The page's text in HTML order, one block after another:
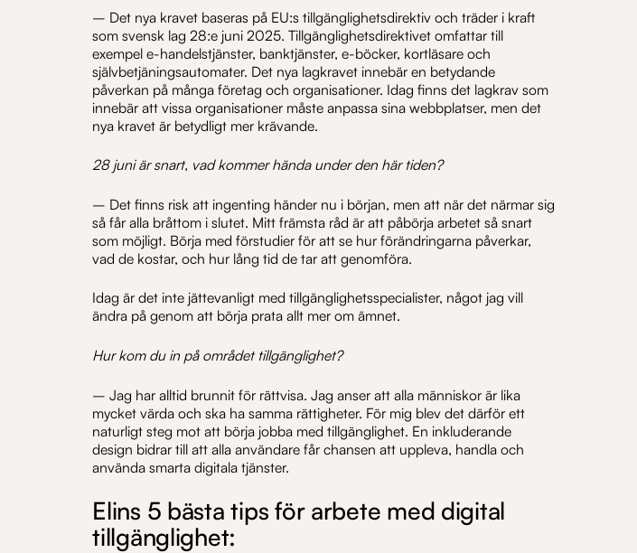
– Det nya kravet baseras på EU:s tillgänglighetsdirektiv och träder i kraft
som svensk lag 28:e juni 2025. Tillgänglighetsdirektivet omfattar till
exempel e-handelstjänster, banktjänster, e-böcker, kortläsare och
självbetjäningsautomater. Det nya lagkravet innebär en betydande
påverkan på många företag och organisationer. Idag finns det lagkrav som
innebär att vissa organisationer måste anpassa sina webbplatser, men det
nya kravet är betydligt mer krävande.
28 juni är snart, vad kommer hända under den här tiden?
– Det finns risk att ingenting händer nu i början, men att när det närmar sig
så får alla bråttom i slutet. Mitt främsta råd är att påbörja arbetet så snart
som möjligt. Börja med förstudier för att se hur förändringarna påverkar,
vad de kostar, och hur lång tid de tar att genomföra.
Idag är det inte jättevanligt med tillgänglighetsspecialister, något jag vill
ändra på genom att börja prata allt mer om ämnet.
Hur kom du in på området tillgänglighet?
– Jag har alltid brunnit för rättvisa. Jag anser att alla människor är lika
mycket värda och ska ha samma rättigheter. För mig blev det därför ett
naturligt steg mot att börja jobba med tillgänglighet. En inkluderande
design bidrar till att alla användare får chansen att uppleva, handla och
använda smarta digitala tjänster.
Elins 5 bästa tips för arbete med digital
tillgänglighet: